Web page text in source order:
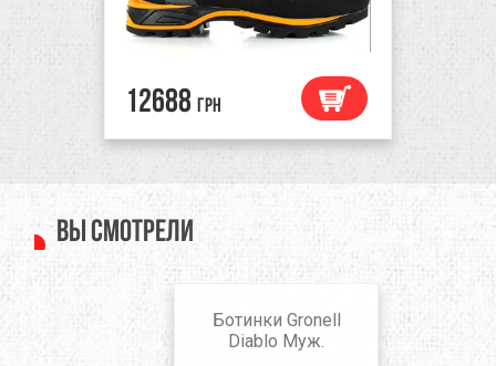
12688 грн
Вы смотрели
Ботинки Gronell
Diablo Муж.